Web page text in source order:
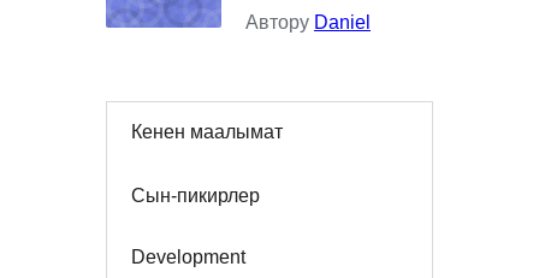
Автору Daniel
Кенен маалымат
Сын-пикирлер
Development